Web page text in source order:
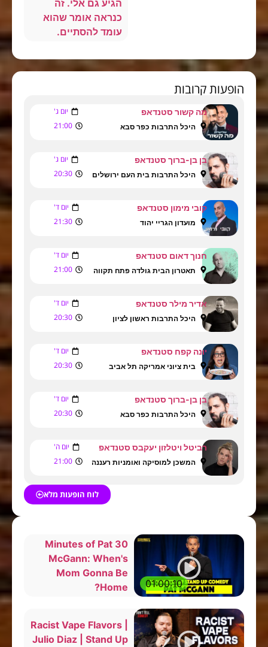
הגיע גם אלי. זה
כנראה אומר שהוא
עומד להסתיים.
הופעות קרובות
מה קשור סטנדאפ יום ג'
היכל התרבות כפר סבא 21:00
בן בן-ברוך סטנדאפ יום ג'
היכל התרבות בית העם ירושלים 20:30
קובי מימון סטנדאפ יום ד'
מועדון הגריי יהוד 21:30
חנוך דאום סטנדאפ יום ד'
תאטרון הבית גולדה פתח תקווה 21:00
אדיר מילר סטנדאפ יום ד'
היכל התרבות ראשון לציון 20:30
יונה קפח סטנדאפ יום ד'
בית ציוני אמריקה תל אביב 20:30
בן בן-ברוך סטנדאפ יום ד'
היכל התרבות כפר סבא 20:30
רביטל ויטלזון יעקבס סטנדאפ יום ה'
המשכן למוסיקה ואומניות רעננה 21:00
לוח הופעות מלא
01:00:10
30 Minutes of Pat
McGann: When's
Mom Gonna Be
Home?
Racist Vape Flavors |
Julio Diaz | Stand Up